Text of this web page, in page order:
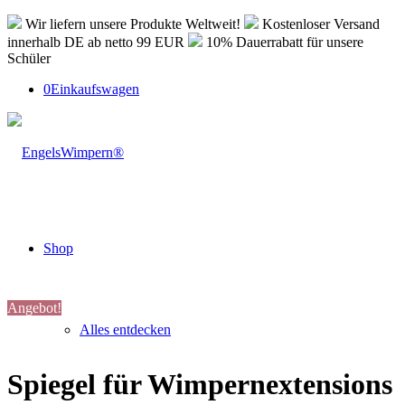
Wir liefern unsere Produkte Weltweit!
Kostenloser Versand
innerhalb DE ab netto 99 EUR
10% Dauerrabatt für unsere
Schüler
0Einkaufswagen
Shop
Alles entdecken
Angebot!
Spiegel für Wimpernextensions